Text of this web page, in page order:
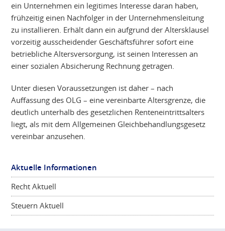
ein Unternehmen ein legitimes Interesse daran haben,
frühzeitig einen Nachfolger in der Unternehmensleitung
zu installieren. Erhält dann ein aufgrund der Altersklausel
vorzeitig ausscheidender Geschäftsführer sofort eine
betriebliche Altersversorgung, ist seinen Interessen an
einer sozialen Absicherung Rechnung getragen.
Unter diesen Voraussetzungen ist daher – nach
Auffassung des OLG – eine vereinbarte Altersgrenze, die
deutlich unterhalb des gesetzlichen Renteneintrittsalters
liegt, als mit dem Allgemeinen Gleichbehandlungsgesetz
vereinbar anzusehen.
Aktuelle Informationen
Recht Aktuell
Steuern Aktuell